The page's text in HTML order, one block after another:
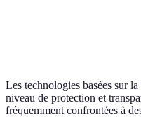
Les technologies basées sur
niveau de protection et
fréquemment confrontées à